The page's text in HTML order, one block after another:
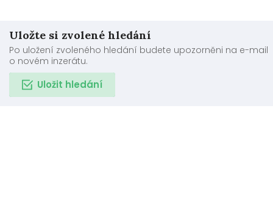
Uložte si zvolené hledání
Po uložení zvoleného hledání budete upozorněni na e-mail
o novém inzerátu.
Uložit hledání